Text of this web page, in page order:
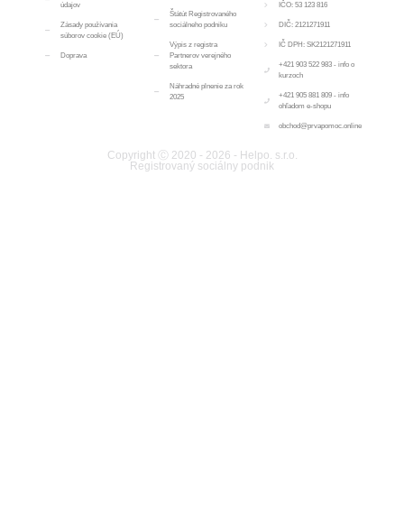
údajov
Zásady používania
súborov cookie (EÚ)
Doprava
Štátút Registrovaného
sociálneho podniku
Výpis z registra
Partnerov verejného
sektora
Náhradné plnenie za rok
2025
IČO: 53 123 816
DIČ: 2121271911
IČ DPH: SK2121271911
+421 903 522 983 - info o
kurzoch
+421 905 881 809 - info
ohľadom e-shopu
obchod@prvapomoc.online
Copyright Ⓒ 2020 - 2026 - Helpo. s.r.o.
Registrovaný sociálny podnik